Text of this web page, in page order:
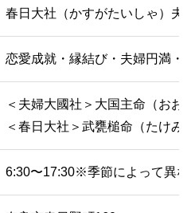
春日大社（かすがたいしゃ）夫
恋愛成就・縁結び・夫婦円満・
＜夫婦大國社＞大国主命（おお
＜春日大社＞武甕槌命（たけみ
6:30〜17:30※季節によって異な